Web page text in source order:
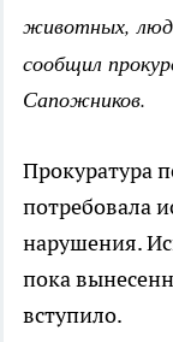
животных,
сообщил
Сапожников.
Прокуратура
потребовала
нарушения.
пока
вступило.